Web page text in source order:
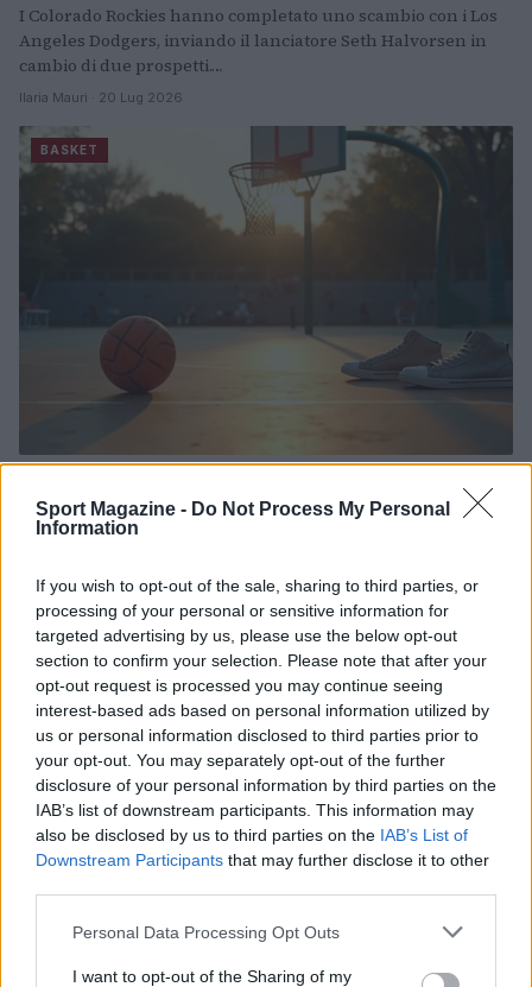
Sport Magazine - Do Not Process My Personal
Information
If you wish to opt-out of the sale, sharing to third parties, or
processing of your personal or sensitive information for
targeted advertising by us, please use the below opt-out
section to confirm your selection. Please note that after your
opt-out request is processed you may continue seeing
interest-based ads based on personal information utilized by
us or personal information disclosed to third parties prior to
your opt-out. You may separately opt-out of the further
disclosure of your personal information by third parties on the
IAB’s list of downstream participants. This information may
also be disclosed by us to third parties on the IAB’s List of
Downstream Participants that may further disclose it to other
Please note that this website/app uses one or more Google
not limited to your visit or usage behaviour. You may click to
Personal Data Processing Opt Outs
I want to opt-out of the Sharing of my
I Colorado Rockies hanno completato uno scambio con i Los
Angeles Dodgers, inviando il lanciatore Seth Halvorsen in
cambio di due prospetti.…
Ilaria Mauri · 20 Lug 2026
BASKET
spettacolo a Terni
Comune e…
Ilaria Mauri · 20 Lug 2026
ALTRI SPORT